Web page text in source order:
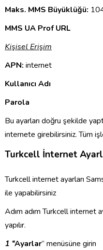
Maks. MMS Büyüklüğü:
MMS UA Prof URL
Kişisel Erişim
APN: internet
Kullanıcı Adı
Parola
Bu ayarları doğru şekilde
internete girebilirsiniz. Tüm
Turkcell İnternet
Turkcell internet ayarları
ile yapabilirsiniz
Adım adım Turkcell internet
yapılır.
1 “Ayarlar” menüsüne girin